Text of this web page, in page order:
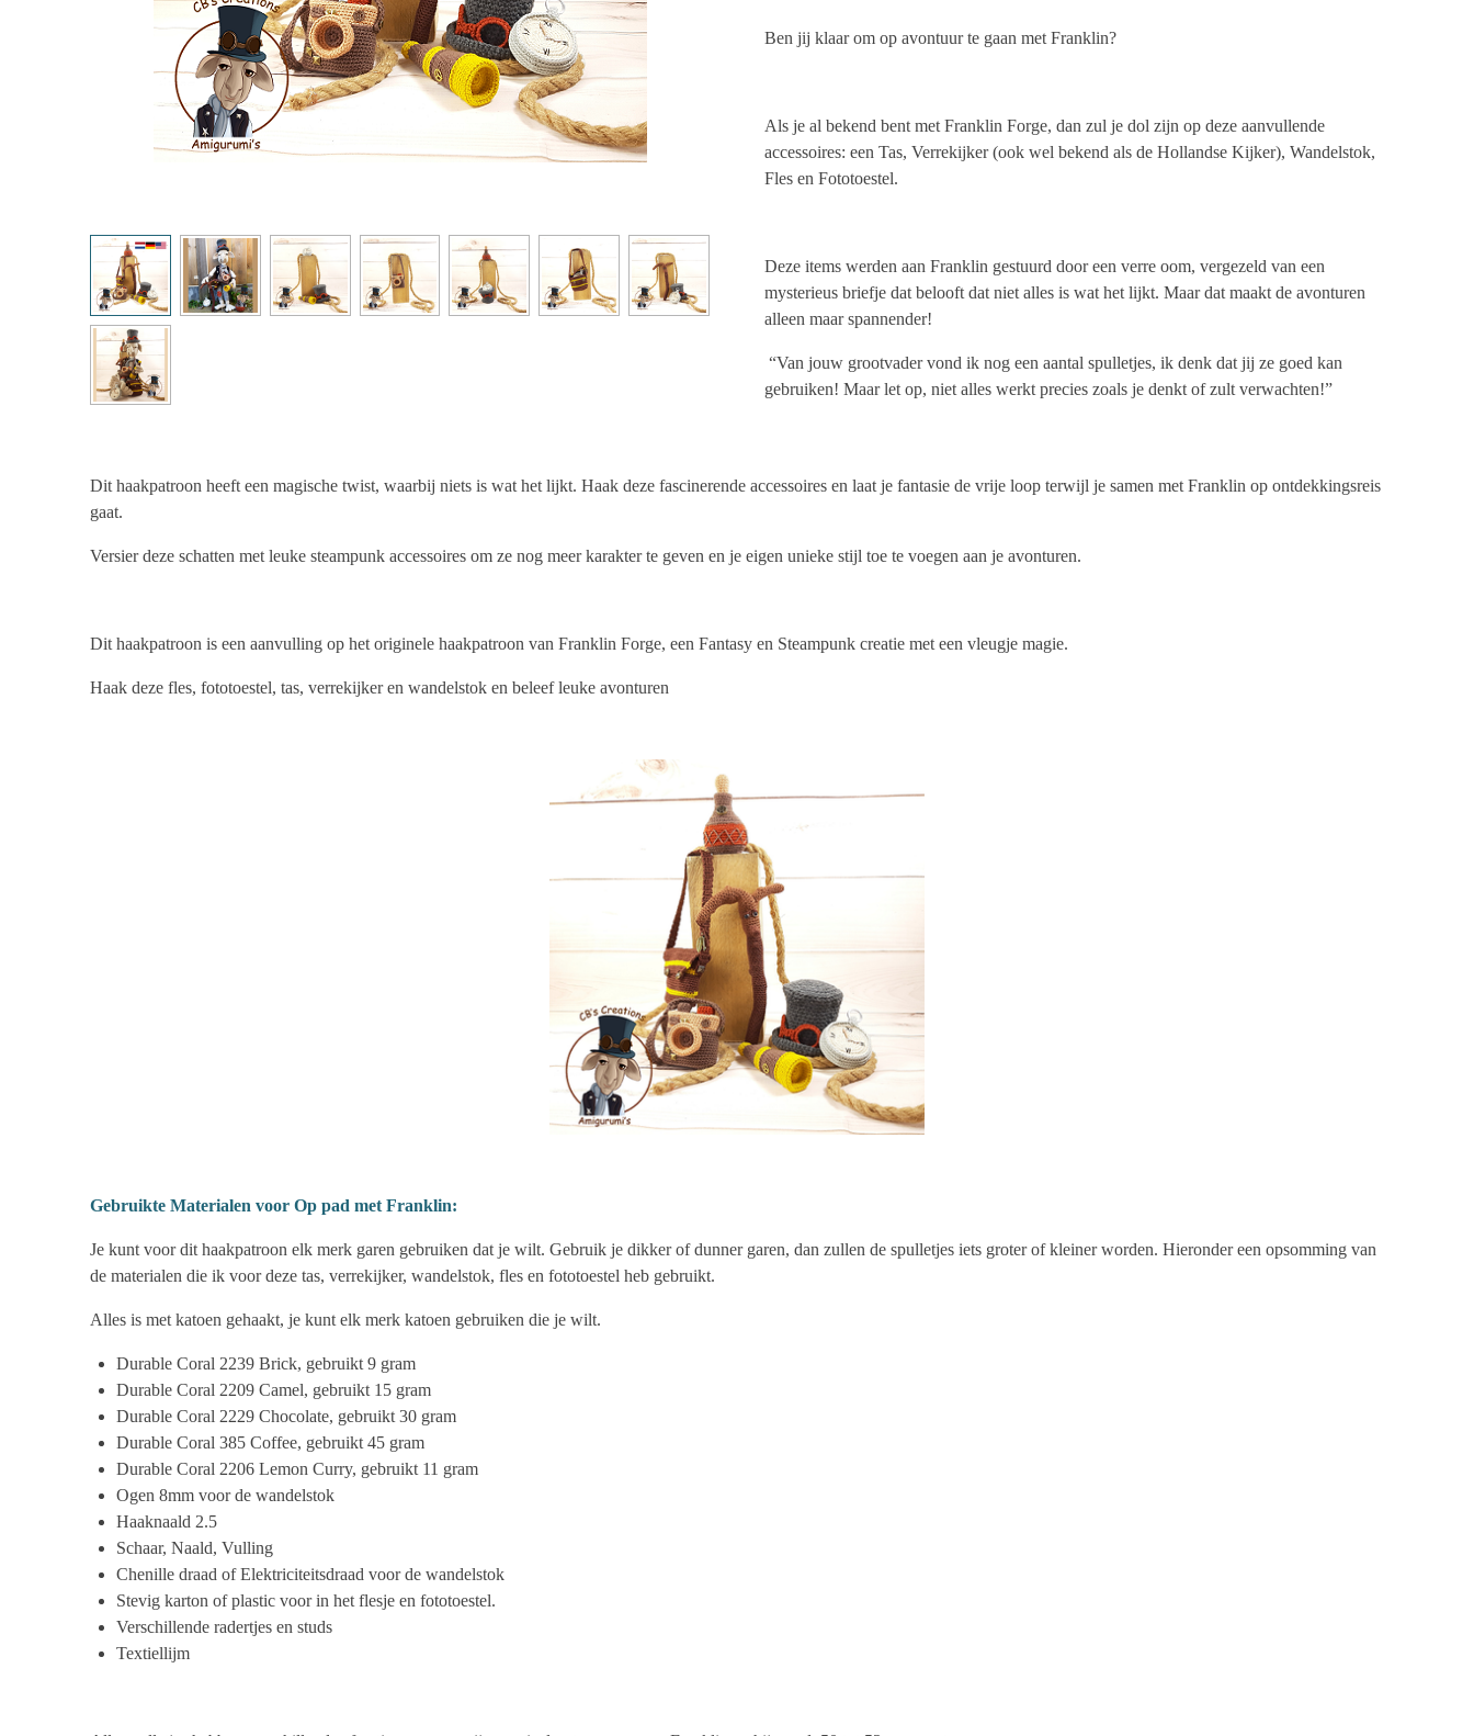
Ben jij klaar om op avontuur te gaan met Franklin?
Als je al bekend bent met Franklin Forge, dan zul je dol zijn op deze aanvullende
accessoires: een Tas, Verrekijker (ook wel bekend als de Hollandse Kijker), Wandelstok,
Fles en Fototoestel.
Deze items werden aan Franklin gestuurd door een verre oom, vergezeld van een
mysterieus briefje dat belooft dat niet alles is wat het lijkt. Maar dat maakt de avonturen
alleen maar spannender!
“Van jouw grootvader vond ik nog een aantal spulletjes, ik denk dat jij ze goed kan
gebruiken! Maar let op, niet alles werkt precies zoals je denkt of zult verwachten!”
Dit haakpatroon heeft een magische twist, waarbij niets is wat het lijkt. Haak deze fascinerende accessoires en laat je fantasie de vrije loop terwijl je samen met Franklin op ontdekkingsreis
gaat.
Versier deze schatten met leuke steampunk accessoires om ze nog meer karakter te geven en je eigen unieke stijl toe te voegen aan je avonturen.
Dit haakpatroon is een aanvulling op het originele haakpatroon van Franklin Forge, een Fantasy en Steampunk creatie met een vleugje magie.
Haak deze fles, fototoestel, tas, verrekijker en wandelstok en beleef leuke avonturen
Gebruikte Materialen voor Op pad met Franklin:
Je kunt voor dit haakpatroon elk merk garen gebruiken dat je wilt. Gebruik je dikker of dunner garen, dan zullen de spulletjes iets groter of kleiner worden. Hieronder een opsomming van
de materialen die ik voor deze tas, verrekijker, wandelstok, fles en fototoestel heb gebruikt.
Alles is met katoen gehaakt, je kunt elk merk katoen gebruiken die je wilt.
Durable Coral 2239 Brick, gebruikt 9 gram
Durable Coral 2209 Camel, gebruikt 15 gram
Durable Coral 2229 Chocolate, gebruikt 30 gram
Durable Coral 385 Coffee, gebruikt 45 gram
Durable Coral 2206 Lemon Curry, gebruikt 11 gram
Ogen 8mm voor de wandelstok
Haaknaald 2.5
Schaar, Naald, Vulling
Chenille draad of Elektriciteitsdraad voor de wandelstok
Stevig karton of plastic voor in het flesje en fototoestel.
Verschillende radertjes en studs
Textiellijm